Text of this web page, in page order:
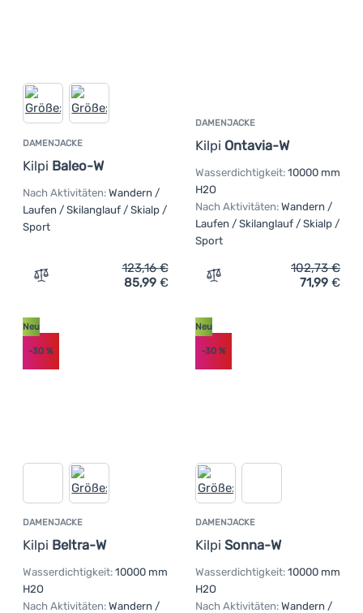
DAMENJACKE
Kilpi Baleo-W
Nach Aktivitäten: Wandern /
Laufen / Skilanglauf / Skialp /
Sport
Zum Vergleich 'Damenjacke Kilpi Baleo-W' hinzufügen
123,16€
85,99 €
DAMENJACKE
Kilpi Ontavia-W
Wasserdichtigkeit: 10000 mm
H2O
Nach Aktivitäten: Wandern /
Laufen / Skilanglauf / Skialp /
Sport
Zum Vergleich
102,73€
71,99 €
DAMENJACKE
Kilpi Beltra-W
Neu
-30 %
Wasserdichtigkeit: 10000 mm
H2O
Nach Aktivitäten: Wandern /
DAMENJACKE
Kilpi Sonna-W
Neu
-30%
Wasserdichtigkeit: 10000 mm
H2O
Nach Aktivitäten: Wandern /